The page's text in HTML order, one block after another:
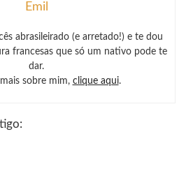
Emil
abrasileirado (e arretado!) e te dou
francesas que só um nativo pode te
dar.
sobre mim, clique aqui.